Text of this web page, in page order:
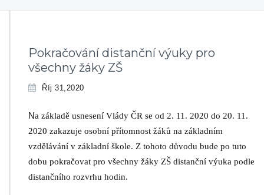
Pokračování distanční výuky pro
všechny žáky ZŠ
Říj 31,2020
Na základě usnesení Vlády ČR se od 2. 11. 2020 do 20. 11.
2020 zakazuje osobní přítomnost žáků na základním
vzdělávání v základní škole. Z tohoto důvodu bude po tuto
dobu pokračovat pro všechny žáky ZŠ distanční výuka podle
distančního rozvrhu hodin.